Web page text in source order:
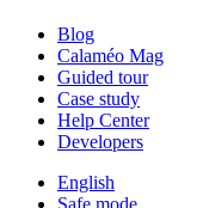
Blog
Calaméo Mag
Guided tour
Case study
Help Center
Developers
English
Safe mode